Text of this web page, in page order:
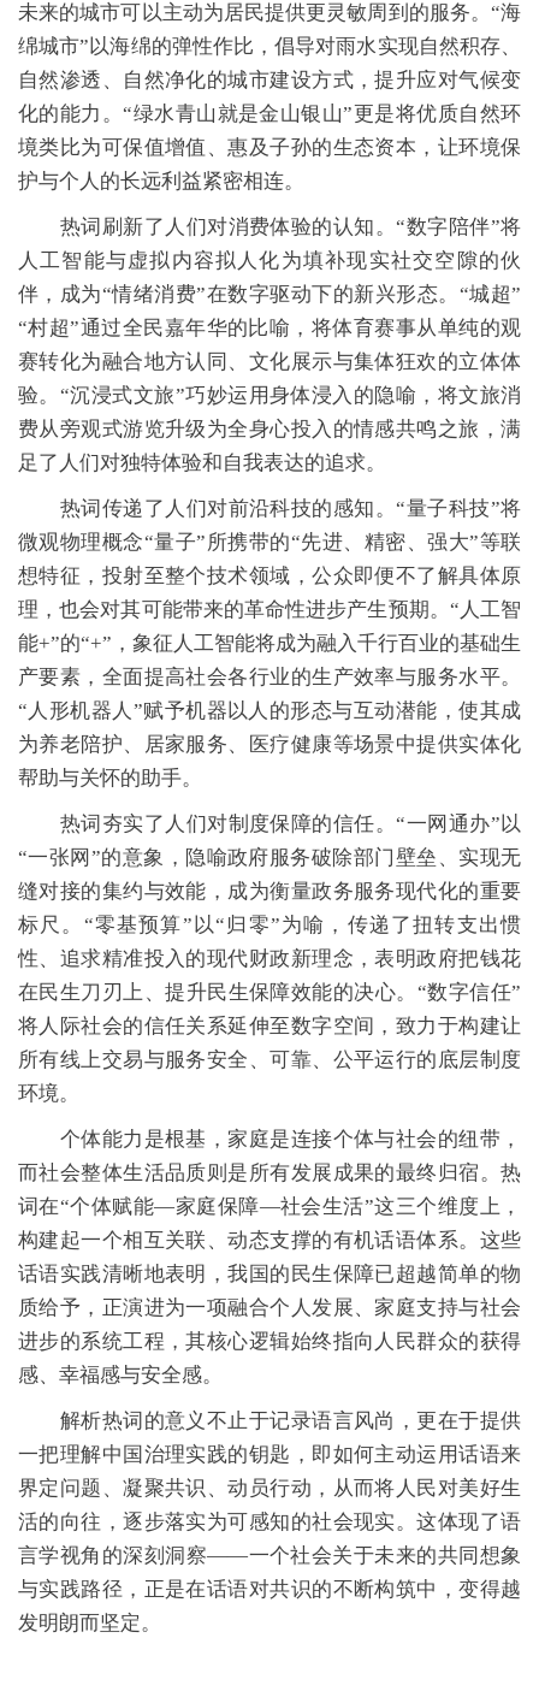
未来的城市可以主动为居民提供更灵敏周到的服务。“海
绵城市”以海绵的弹性作比，倡导对雨水实现自然积存、
自然渗透、自然净化的城市建设方式，提升应对气候变
化的能力。“绿水青山就是金山银山”更是将优质自然环
境类比为可保值增值、惠及子孙的生态资本，让环境保
护与个人的长远利益紧密相连。
热词刷新了人们对消费体验的认知。“数字陪伴”将
人工智能与虚拟内容拟人化为填补现实社交空隙的伙
伴，成为“情绪消费”在数字驱动下的新兴形态。“城超”
“村超”通过全民嘉年华的比喻，将体育赛事从单纯的观
赛转化为融合地方认同、文化展示与集体狂欢的立体体
验。“沉浸式文旅”巧妙运用身体浸入的隐喻，将文旅消
费从旁观式游览升级为全身心投入的情感共鸣之旅，满
足了人们对独特体验和自我表达的追求。
热词传递了人们对前沿科技的感知。“量子科技”将
微观物理概念“量子”所携带的“先进、精密、强大”等联
想特征，投射至整个技术领域，公众即便不了解具体原
理，也会对其可能带来的革命性进步产生预期。“人工智
能+”的“+”，象征人工智能将成为融入千行百业的基础生
产要素，全面提高社会各行业的生产效率与服务水平。
“人形机器人”赋予机器以人的形态与互动潜能，使其成
为养老陪护、居家服务、医疗健康等场景中提供实体化
帮助与关怀的助手。
热词夯实了人们对制度保障的信任。“一网通办”以
“一张网”的意象，隐喻政府服务破除部门壁垒、实现无
缝对接的集约与效能，成为衡量政务服务现代化的重要
标尺。“零基预算”以“归零”为喻，传递了扭转支出惯
性、追求精准投入的现代财政新理念，表明政府把钱花
在民生刀刃上、提升民生保障效能的决心。“数字信任”
将人际社会的信任关系延伸至数字空间，致力于构建让
所有线上交易与服务安全、可靠、公平运行的底层制度
环境。
个体能力是根基，家庭是连接个体与社会的纽带，
而社会整体生活品质则是所有发展成果的最终归宿。热
词在“个体赋能—家庭保障—社会生活”这三个维度上，
构建起一个相互关联、动态支撑的有机话语体系。这些
话语实践清晰地表明，我国的民生保障已超越简单的物
质给予，正演进为一项融合个人发展、家庭支持与社会
进步的系统工程，其核心逻辑始终指向人民群众的获得
感、幸福感与安全感。
解析热词的意义不止于记录语言风尚，更在于提供
一把理解中国治理实践的钥匙，即如何主动运用话语来
界定问题、凝聚共识、动员行动，从而将人民对美好生
活的向往，逐步落实为可感知的社会现实。这体现了语
言学视角的深刻洞察——一个社会关于未来的共同想象
与实践路径，正是在话语对共识的不断构筑中，变得越
发明朗而坚定。